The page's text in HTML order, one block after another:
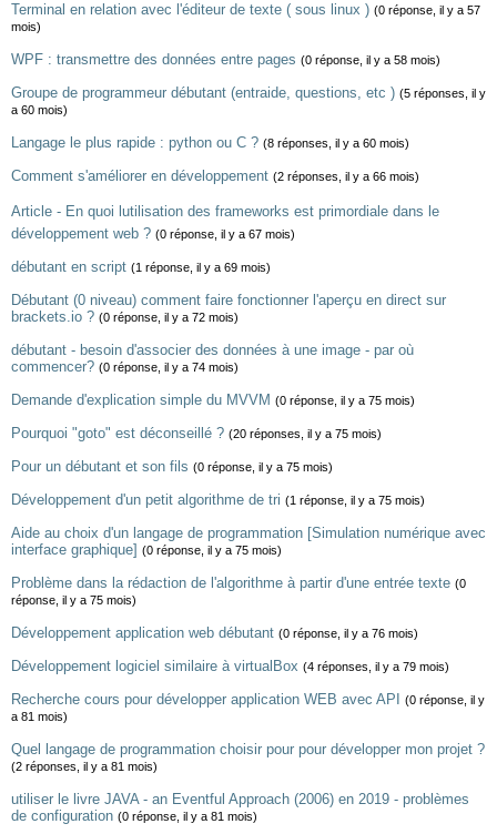
Terminal en relation avec l'éditeur de texte ( sous linux ) (0 réponse, il y a 57
mois)
WPF : transmettre des données entre pages (0 réponse, il y a 58 mois)
Groupe de programmeur débutant (entraide, questions, etc ) (5 réponses, il y
a 60 mois)
Langage le plus rapide : python ou C ? (8 réponses, il y a 60 mois)
Comment s'améliorer en développement (2 réponses, il y a 66 mois)
Article - En quoi lutilisation des frameworks est primordiale dans le
développement web ? (0 réponse, il y a 67 mois)
débutant en script (1 réponse, il y a 69 mois)
Débutant (0 niveau) comment faire fonctionner l'aperçu en direct sur
brackets.io ? (0 réponse, il y a 72 mois)
débutant - besoin d'associer des données à une image - par où
commencer? (0 réponse, il y a 74 mois)
Demande d'explication simple du MVVM (0 réponse, il y a 75 mois)
Pourquoi "goto" est déconseillé ? (20 réponses, il y a 75 mois)
Pour un débutant et son fils (0 réponse, il y a 75 mois)
Développement d'un petit algorithme de tri (1 réponse, il y a 75 mois)
Aide au choix d'un langage de programmation [Simulation numérique avec
interface graphique] (0 réponse, il y a 75 mois)
Problème dans la rédaction de l'algorithme à partir d'une entrée texte (0
réponse, il y a 75 mois)
Développement application web débutant (0 réponse, il y a 76 mois)
Développement logiciel similaire à virtualBox (4 réponses, il y a 79 mois)
Recherche cours pour développer application WEB avec API
(0 réponse, il y
a 81 mois)
Quel langage de programmation choisir pour pour développer mon projet ?
(2 réponses, il y a 81 mois)
utiliser le livre JAVA - an Eventful Approach (2006) en 2019 - problèmes
de configuration (0 réponse, il y a 81 mois)